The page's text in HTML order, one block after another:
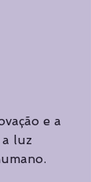
e a
luz